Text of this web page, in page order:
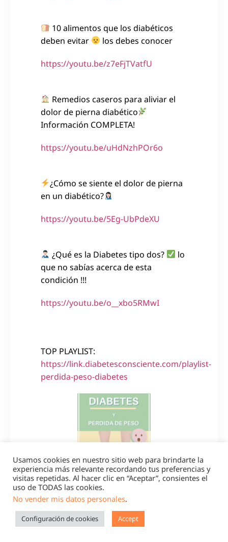
10 alimentos que los diabéticos
deben evitar
los debes conocer
https://youtu.be/z7eFjTVatfU
Remedios caseros para aliviar el
dolor de pierna diabético
Información COMPLETA!
https://youtu.be/uHdNzhPOr6o
¿Cómo se siente el dolor de pierna
en un diabético?
https://youtu.be/5Eg-UbPdeXU
¿Qué es la Diabetes tipo dos?
lo
que no sabías acerca de esta
condición !!!
https://youtu.be/o__xbo5RMwI
TOP PLAYLIST:
https://link.diabetesconsciente.com/playlist-
perdida-peso-diabetes
Usamos cookies en nuestro sitio web para brindarte la
experiencia más relevante recordando tus preferencias y
visitas repetidas. Al hacer clic en “Aceptar”, consientes el
uso de TODAS las cookies.
No vender mis datos personales.
Configuración de cookies Accept